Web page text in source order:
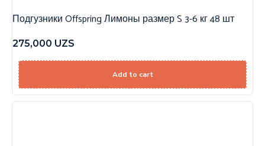
Подгузники Offspring Лимоны размер S 3-6 кг 48 шт
275,000 UZS
Add to cart